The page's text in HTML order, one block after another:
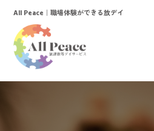
ホーム
All Peace ｜職場体験ができる放デイ